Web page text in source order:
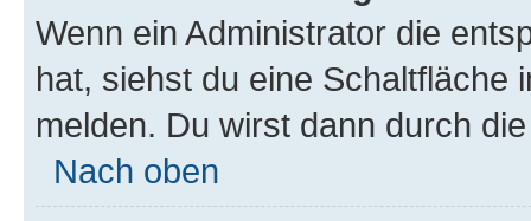
Wenn ein Administrator die
hat, siehst du eine Schaltfläche
melden. Du wirst dann durch
Nach oben